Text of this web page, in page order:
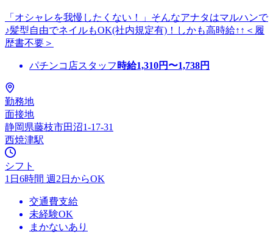
「オシャレを我慢したくない！」そんなアナタはマルハンで
♪髪型自由でネイルもOK(社内規定有)！しかも高時給↑↑＜履
歴書不要＞
パチンコ店スタッフ 時給1,310円〜1,738円
勤務地
面接地
静岡県藤枝市田沼1-17-31
西焼津駅
シフト
1日6時間 週2日からOK
交通費支給
未経験OK
まかないあり